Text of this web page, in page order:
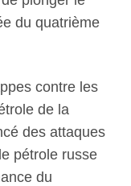
du quatrième
contre les
de la
des attaques
pétrole russe
du